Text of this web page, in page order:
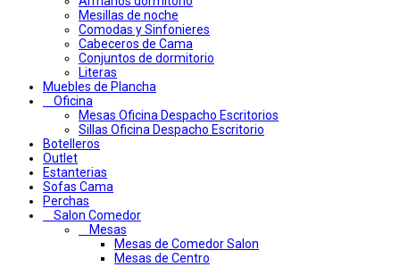
Mesillas de noche
Comodas y Sinfonieres
Cabeceros de Cama
Conjuntos de dormitorio
Literas
Muebles de Plancha
Oficina
Mesas Oficina Despacho Escritorios
Sillas Oficina Despacho Escritorio
Botelleros
Outlet
Estanterias
Sofas Cama
Perchas
Salon Comedor
Mesas
Mesas de Comedor Salon
Mesas de Centro